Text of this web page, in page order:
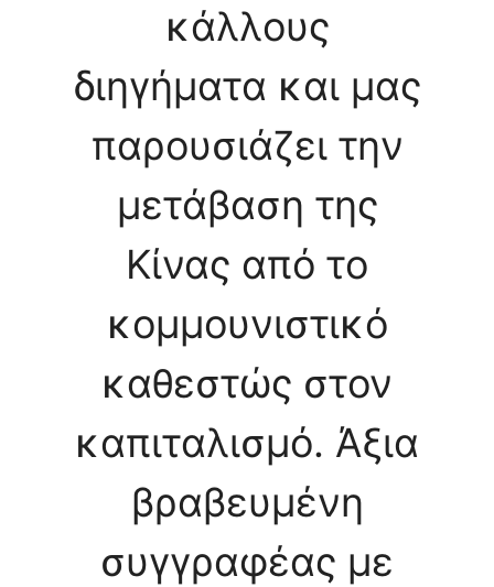
κάλλους
διηγήματα και μας
παρουσιάζει την
μετάβαση της
Κίνας από το
κομμουνιστικό
καθεστώς στον
καπιταλισμό. Άξια
βραβευμένη
συγγραφέας με